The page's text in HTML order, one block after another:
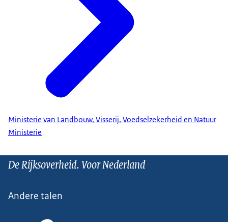
Ministerie van Landbouw, Visserij, Voedselzekerheid en Natuur
Ministerie
De Rijksoverheid. Voor Nederland
Andere talen